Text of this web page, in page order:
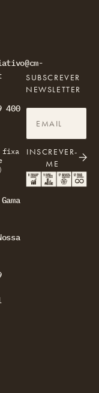
400
fixa
SUBSCREVER
NEWSLETTER
INSCREVER-
ME